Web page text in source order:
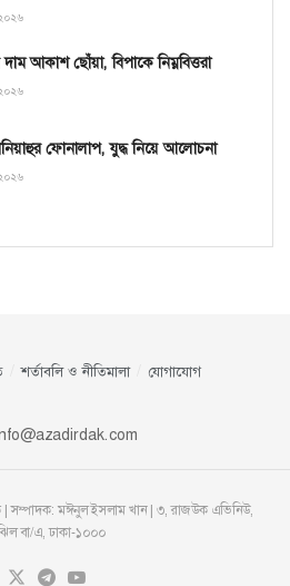
আকাশ ছোঁয়া, বিপাকে নিম্নবিত্তরা
ফোনালাপ, যুদ্ধ নিয়ে আলোচনা
শর্তাবলি ও নীতিমালা যোগাযোগ
সম্পাদক: মঈনুল ইসলাম খান | ৩, রাজউক এভিনিউ,
বা/এ, ঢাকা-১০০০